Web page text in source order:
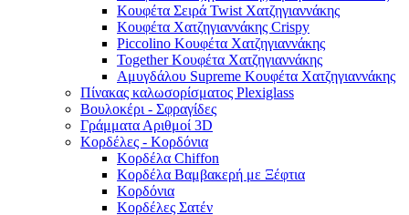
Κουφέτα Σειρά Twist Χατζηγιαννάκης
Κουφέτα Χατζηγιαννάκης Crispy
Piccolino Κουφέτα Χατζηγιαννάκης
Together Κουφέτα Χατζηγιαννάκης
Αμυγδάλου Supreme Κουφέτα Χατζηγιαννάκης
Πίνακας καλωσορίσματος Plexiglass
Βουλοκέρι - Σφραγίδες
Γράμματα Αριθμοί 3D
Κορδέλες - Κορδόνια
Κορδέλα Chiffon
Κορδέλα Βαμβακερή με Ξέφτια
Κορδόνια
Κορδέλες Σατέν